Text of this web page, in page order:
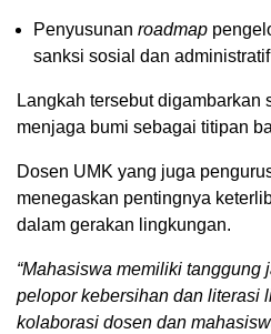
Penyusunan roadmap
sanksi sosial dan
Langkah tersebut digambarkan
menjaga bumi sebagai titipan
Dosen UMK yang juga
menegaskan pentingnya
dalam gerakan lingkungan.
“Mahasiswa memiliki tanggung
pelopor kebersihan dan literasi
kolaborasi dosen dan